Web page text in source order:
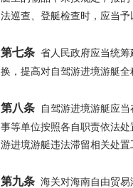
法巡查、登艇检查时，应当予
第七条 省人民政府应当统
换，提高对自驾游进境游艇全
第八条 自驾游进境游艇应
事等单位按照各自职责依法
游进境游艇违法滞留相关处置
第九条 海关对海南自由贸易